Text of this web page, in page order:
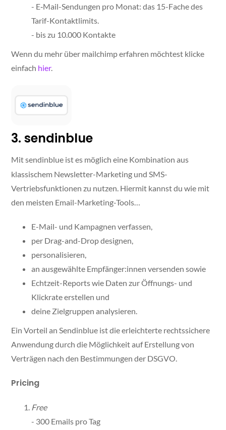
- E‑Mail-Sendungen pro Monat: das 15-Fache des
Tarif-Kontaktlimits.
- bis zu 10.000 Kontakte
Wenn du mehr über mailchimp erfahren möchtest klicke
einfach hier.
3. sendinblue
Mit sendinblue ist es möglich eine Kombination aus
klassischem Newsletter-Marketing und SMS-
Vertriebsfunktionen zu nutzen. Hiermit kannst du wie mit
den meisten Email-Marketing-Tools…
E-Mail- und Kampagnen verfassen,
per Drag-and-Drop designen,
personalisieren,
an ausgewählte Empfänger:innen versenden sowie
Echtzeit-Reports wie Daten zur Öffnungs- und
Klickrate erstellen und
deine Zielgruppen analysieren.
Ein Vorteil an Sendinblue ist die erleichterte rechtssichere
Anwendung durch die Möglichkeit auf Erstellung von
Verträgen nach den Bestimmungen der DSGVO.
Pricing
Free
- 300 Emails pro Tag